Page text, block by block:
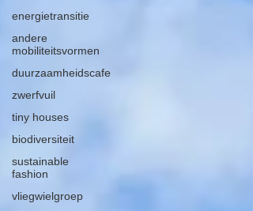
energietransitie
andere
mobiliteitsvormen
duurzaamheidscafe
zwerfvuil
tiny houses
biodiversiteit
sustainable
fashion
vliegwielgroep